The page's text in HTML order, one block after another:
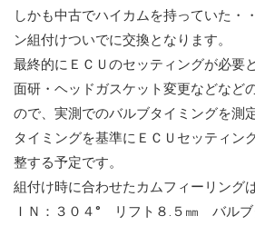
しかも中古でハイカムを持っていた・
ン組付けついでに交換となります。
最終的にＥＣＵのセッティングが必要
面研・ヘッドガスケット変更などなど
ので、実測でのバルブタイミングを測
タイミングを基準にＥＣＵセッティン
整する予定です。
組付け時に合わせたカムフィーリング
ＩＮ：３０４° リフト８.５㎜ バルブ